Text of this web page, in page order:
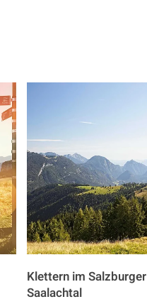
Klettern im Salzburger
Saalachtal